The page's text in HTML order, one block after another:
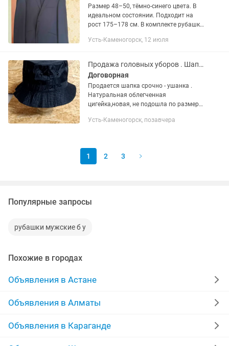
Размер 48–50, тёмно-синего цвета. В
идеальном состоянии. Подходит на
рост 175–178 см. В комплекте рубашка
для работы, мероприятий и торжеств.
Усть-Каменогорск, 12 июля
Продажа головных уборов . Шапка-ушанка
Договорная
Продается шапка срочно - ушанка .
Натуральная облегченная
цигейка,новая, не подошла по размеру.
XL , но желательно примерить . Цена
Усть-Каменогорск, позавчера
1 2 3
Популярные запросы
рубашки мужские б у
Похожие в городах
Объявления в Астане
Объявления в Алматы
Объявления в Караганде